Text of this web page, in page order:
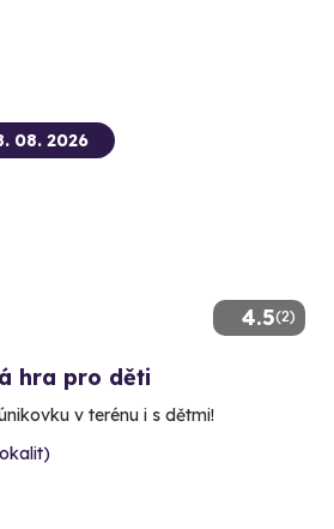
4.5(2)
08. 2026
hra pro děti
v terénu i s dětmi!